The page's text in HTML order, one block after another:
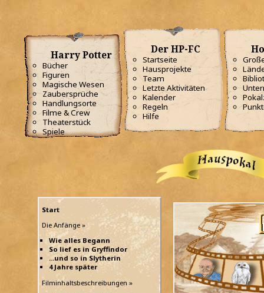
Harry Potter
Bücher
Figuren
Magische Wesen
Zaubersprüche
Handlungsorte
Filme & Crew
Theaterstück
Spiele
Der HP-FC
Startseite
Hausprojekte
Team
Letzte Aktivitäten
Kalender
Regeln
Hilfe
Start
Die Anfänge »
Wie alles Begann
So lief es in Gryffindor
...und so in Slytherin
4 Jahre später
Filminhaltsbeschreibungen »